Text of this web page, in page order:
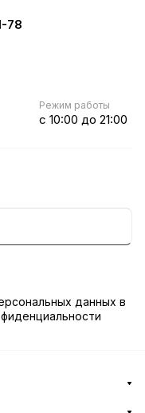
78
Режим работы
с 10:00 до 21:00
данных в